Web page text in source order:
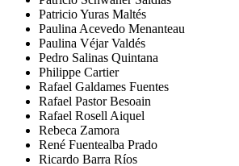
Patricio Yuras Maltés
Paulina Acevedo Menanteau
Paulina Véjar Valdés
Pedro Salinas Quintana
Philippe Cartier
Rafael Galdames Fuentes
Rafael Pastor Besoain
Rafael Rosell Aiquel
Rebeca Zamora
René Fuentealba Prado
Ricardo Barra Ríos